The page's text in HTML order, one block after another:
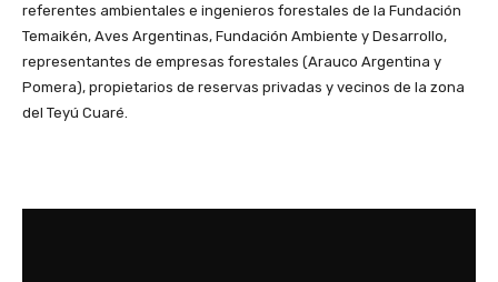
referentes ambientales e ingenieros forestales de la Fundación
Temaikén, Aves Argentinas, Fundación Ambiente y Desarrollo,
representantes de empresas forestales (Arauco Argentina y
Pomera), propietarios de reservas privadas y vecinos de la zona
del Teyú Cuaré.